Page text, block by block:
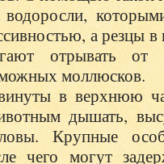
водоросли,
а резцы
отрывать от
моллюсков.
в верхнюю
дышать,
Крупные
чего могут